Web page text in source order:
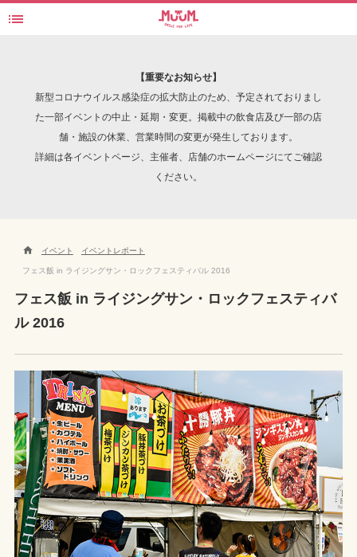
INTERVIEW

【重要なお知らせ】
新型コロナウイルス感染症の拡大防止のため、予定されておりまし
た一部イベントの中止・延期・変更。掲載中の飲食店及び一部の店
舗・施設の休業、営業時間の変更が発生しております。
詳細は各イベントページ、主催者、店舗のホームページにてご確認
ください。
 イベント イベントレポート
フェス飯 in ライジングサン・ロックフェスティバル 2016
フェス飯 in ライジングサン・ロックフェスティバ
ル 2016